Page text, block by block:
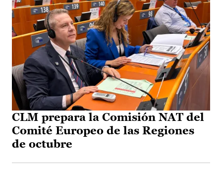
CLM prepara la Comisión NAT del
Comité Europeo de las Regiones
de octubre